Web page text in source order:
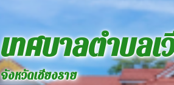
เทศบาลตำบลเ
จังหวัดเชียงราย